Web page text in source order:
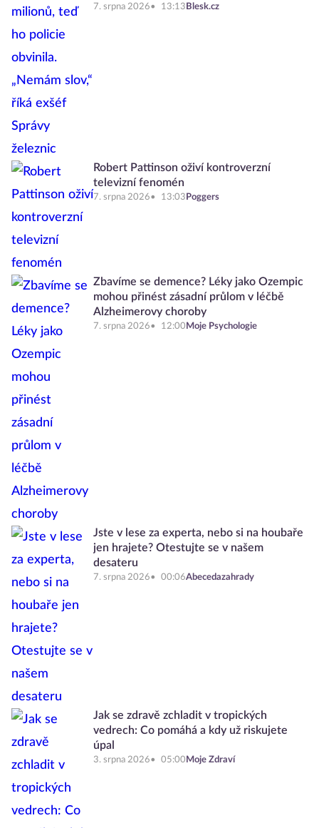
7. srpna 2026 13:13 Blesk.cz
Robert Pattinson oživí kontroverzní
televizní fenomén
7. srpna 2026 13:03 Poggers
Zbavíme se demence? Léky jako Ozempic
mohou přinést zásadní průlom v léčbě
Alzheimerovy choroby
7. srpna 2026 12:00 Moje Psychologie
Jste v lese za experta, nebo si na houbaře
jen hrajete? Otestujte se v našem
desateru
7. srpna 2026 00:06Abecedazahrady
Jak se zdravě zchladit v tropických
vedrech: Co pomáhá a kdy už riskujete
úpal
3. srpna 2026 05:00 Moje Zdraví